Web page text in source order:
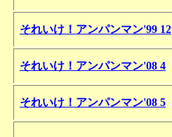
それいけ！アンパンマン'99 12
それいけ！アンパンマン'08 4
それいけ！アンパンマン'08 5